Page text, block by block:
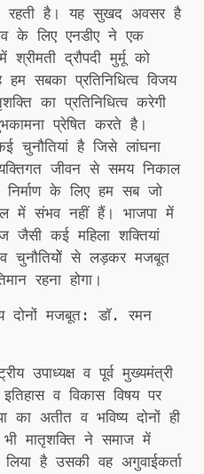
रहती है। यह सुखद अवसर है
के लिए एनडीए ने एक
द्रौपदी मुर्मू को
सबका प्रतिनिधित्व विजय
का प्रतिनिधित्व करेगी
प्रेषित करते है।
चुनौतियां है जिसे लांघना
जीवन से समय निकाल
निर्माण के लिए हम सब जो
में संभव नहीं हैं। भाजपा में
जैसी कई महिला शक्तियां
चुनौतियोें से लड़कर मजबूत
रहना होगा।
दोनों मजबूत: डाॅ. रमन
उपाध्यक्ष व पूर्व मुख्यमंत्री
व विकास विषय पर
का अतीत व भविष्य दोनों ही
मातृशक्ति ने समाज में
है उसकी वह अगुवाईकर्ता